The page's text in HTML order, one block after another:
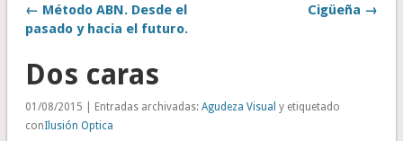
← Método ABN. Desde el
pasado y hacia el futuro.
Cigüeña →
Dos caras
01/08/2015 | Entradas archivadas: Agudeza Visual y etiquetado
conIlusión Optica